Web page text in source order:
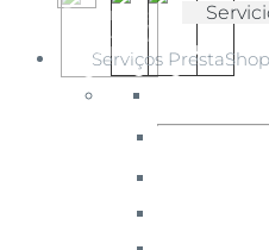
PT ES EN
Innovadeluxe
comércio
eletrónico
Serviços PrestaShop